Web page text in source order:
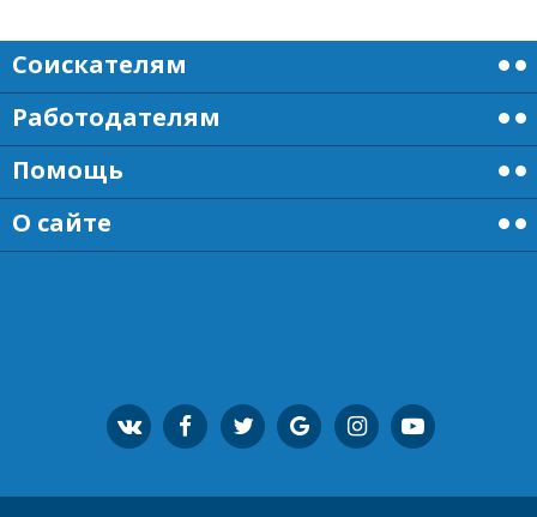
Соискателям
Работодателям
Помощь
О сайте